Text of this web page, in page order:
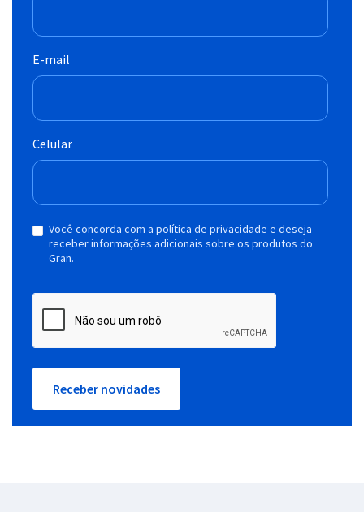
E-mail
Celular
Você concorda com a política de privacidade e deseja
receber informações adicionais sobre os produtos do
Gran.
Receber novidades